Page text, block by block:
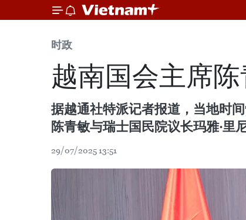
时政
越南国会主席
据越通社特派记者报道，当地时
陈青敏与瑞士国民院议长玛雅·里
29/07/2025 13:51